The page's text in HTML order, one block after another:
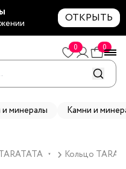
ОТКРЫТЬ
0 0
минералы Камни и
▼ Кольцо